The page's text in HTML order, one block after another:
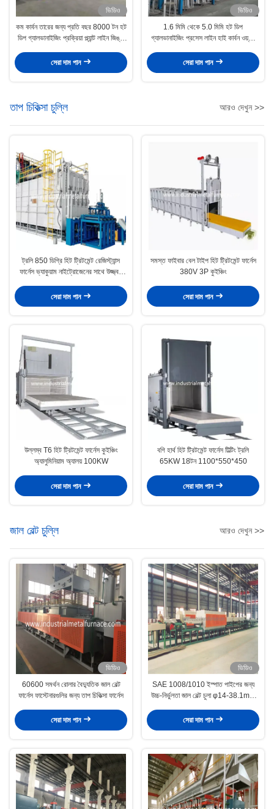
ভিডিও
কম কার্বন তারের জন্য প্রতি বছর 8000 টন হট
ডিপ গ্যালভানাইজিং প্রক্রিয়া প্ল্যান্ট লাইন জিঙ্ক
সেরা দাম পান
ভিডিও
1.6 মিমি থেকে 5.0 মিমি হট ডিপ
গ্যালভানাইজিং প্রসেস লাইন হাই কার্বন ওয়্যার
সেরা দাম পান
তাপ চিকিত্সা চুল্লি আরও দেখুন >>
ট্রলি 850 ডিগ্রি হিট ট্রিটমেন্ট রেজিস্ট্যান্স
ফার্নেস ভ্যাকুয়াম নাইট্রোজেনের সাথে উজ্জ্বল
সেরা দাম পান
সমস্ত ফাইবার বেল টাইপ হিট ট্রিটমেন্ট ফার্নেস
380V 3P কুইঞ্চিং
সেরা দাম পান
উল্লম্ব T6 হিট ট্রিটমেন্ট ফার্নেস কুইঞ্চিং
অ্যালুমিনিয়াম অ্যালয় 100KW
সেরা দাম পান
বগি হার্থ হিট ট্রিটমেন্ট ফার্নেস টিল্টিং ট্রলি
65KW 18টন 1100*550*450
সেরা দাম পান
জাল বেল্ট চুল্লি আরও দেখুন >>
ভিডিও
60600 সমর্থন রোলার বৈদ্যুতিক জাল বেল্ট
ফার্নেস ফাস্টেনারগুলির জন্য তাপ চিকিত্সা ফার্নেস
সেরা দাম পান
ভিডিও
SAE 1008/1010 ইস্পাত পাইপের জন্য
উচ্চ-নির্ভুলতা জাল বেল্ট চুলা φ14-38.1mm
সেরা দাম পান